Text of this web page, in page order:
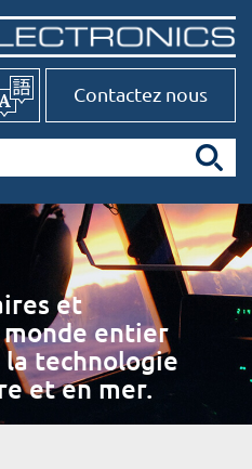
Contactez nous
et
entier
technologie
et en mer.